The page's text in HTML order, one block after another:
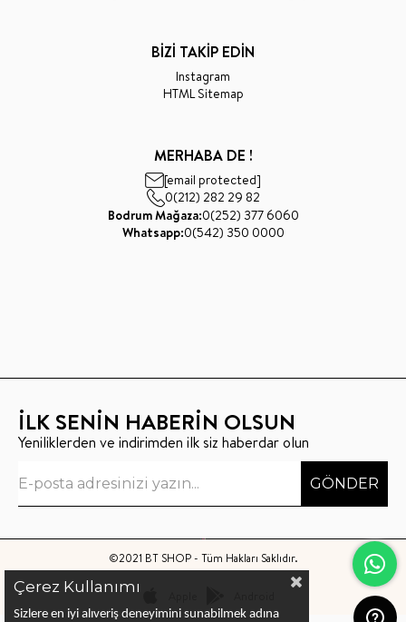
BİZİ TAKİP EDİN
Instagram
HTML Sitemap
MERHABA DE !
[email protected]
0(212) 282 29 82
Bodrum Mağaza:0(252) 377 6060
Whatsapp:0(542) 350 0000
İLK SENİN HABERİN OLSUN
Yeniliklerden ve indirimden ilk siz haberdar olun
GÖNDER
©2021 BT SHOP - Tüm Hakları Saklıdır.
Çerez Kullanımı
Sizlere en iyi alıveriş deneyimini sunabilmek adına